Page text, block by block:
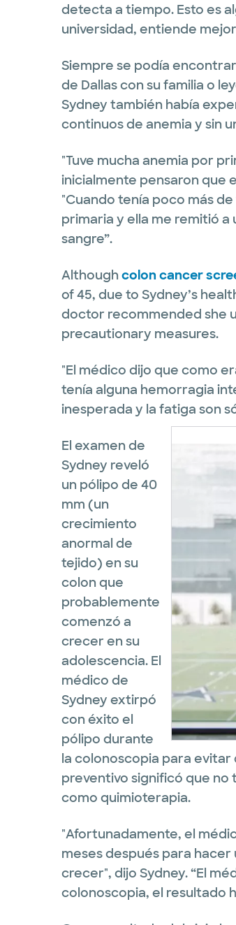
detecta a tiempo. Esto es
universidad, entiende
Siempre se podía
de Dallas con su familia o
Sydney también había
continuos de anemia y sin
"Tuve mucha anemia por
inicialmente pensaron que
"Cuando tenía poco más
primaria y ella me remitió a
sangre”.
Although colon cancer
of 45, due to Sydney’s
doctor recommended she
precautionary measures.
"El médico dijo que como
tenía alguna hemorragia
inesperada y la fatiga son
El examen de
Sydney reveló
un pólipo de 40
mm (un
crecimiento
anormal de
tejido) en su
colon que
probablemente
comenzó a
crecer en su
adolescencia. El
médico de
Sydney extirpó
con éxito el
pólipo durante
la colonoscopia para evitar
preventivo significó que
como quimioterapia.
"Afortunadamente, el
meses después para
crecer", dijo Sydney. “El
colonoscopia, el resultado